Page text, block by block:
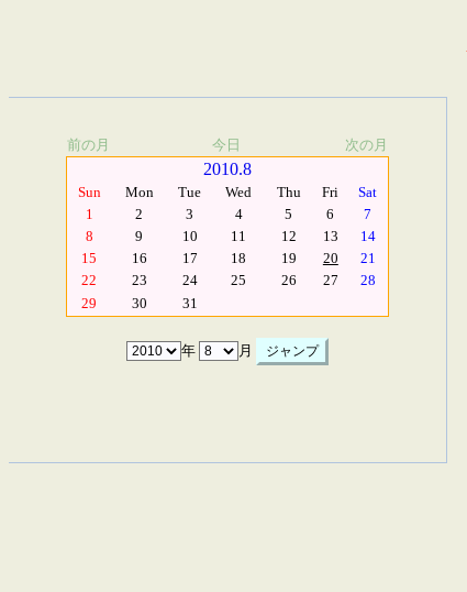
前の月 今日 次の月
2010.8
Sun Mon Tue Wed Thu Fri
Sat
1
2 3 4 5 6
7
8
9 10 11 12 13
14
15
16 17 18 19 20
21
22
23 24 25 26 27
28
29
30 31
年 月